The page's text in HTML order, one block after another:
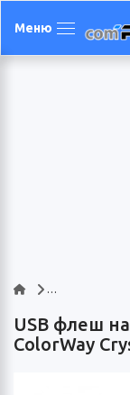
Меню
USB флеш
ColorWay